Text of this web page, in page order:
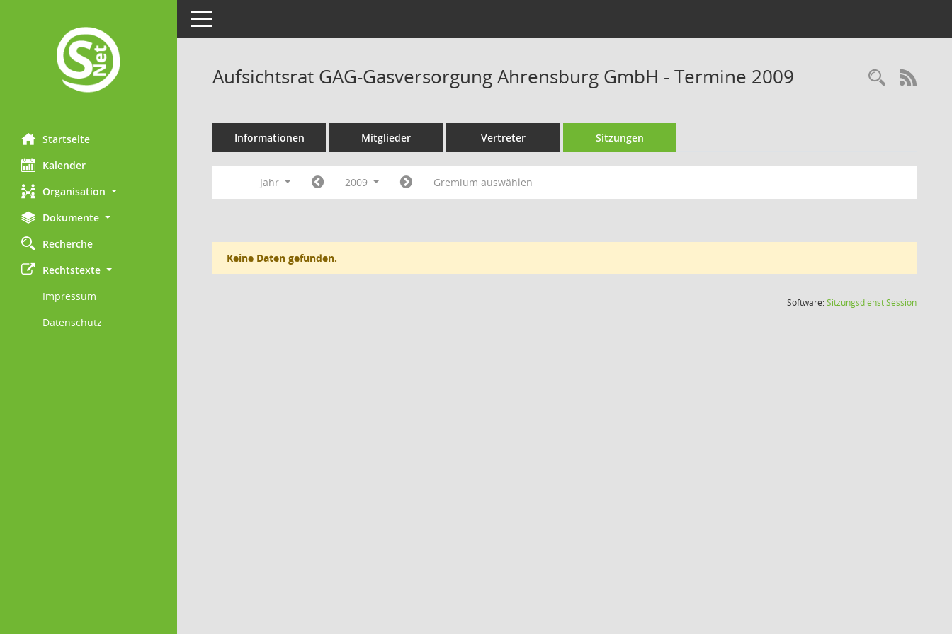
Startseite
Kalender
Organisation
Dokumente
Recherche
Rechtstexte
Impressum
Datenschutz
Toggle navigation
Aufsichtsrat GAG-Gasversorgung Ahrensburg GmbH - Termine 2009
Informationen Mitglieder Vertreter Sitzungen
Jahr 2009 Gremium auswählen
Keine Daten gefunden.
Software:SitzungsdienstSession(Wird in